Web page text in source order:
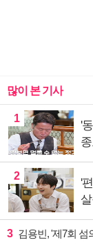
많이 본 기사
1
'
2
'
3 김용빈, '제7회 섬